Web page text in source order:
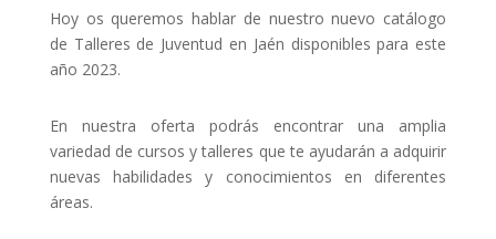
Hoy os queremos hablar de nuestro nuevo catálogo
de Talleres de Juventud en Jaén disponibles para este
año 2023.
En nuestra oferta podrás encontrar una amplia
variedad de cursos y talleres que te ayudarán a adquirir
nuevas habilidades y conocimientos en diferentes
áreas.